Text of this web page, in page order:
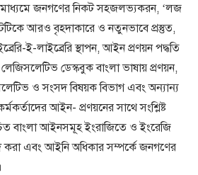
জনগণের নিকট সহজলভ্যকরন, ‘লজ
আরও বৃহদাকারে ও নতুনভাবে প্রস্তুত,
ই-লাইব্রেরি স্থাপন, আইন প্রণয়ন পদ্ধতি
ডেস্কবুক বাংলা ভাষায় প্রণয়ন,
ও সংসদ বিষয়ক বিভাগ এবং অন্যান্য
আইন- প্রণয়নের সাথে সংশ্লিষ্ট
বাংলা আইনসমূহ ইংরাজিতে ও ইংরেজি
এবং আইনি অধিকার সম্পর্কে জনগণের